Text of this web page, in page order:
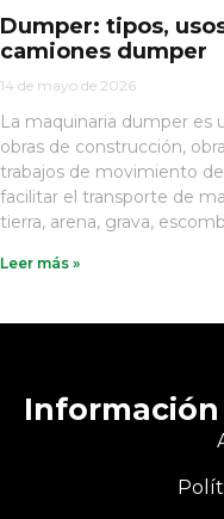
Dumper: tipos,
camiones dumper
14 de mayo de 2026
La maquinaria dumper es
obras de construcción,
trabajos de movimiento
facilitar el transporte de
tierra, arena, grava,
Leer más »
Información